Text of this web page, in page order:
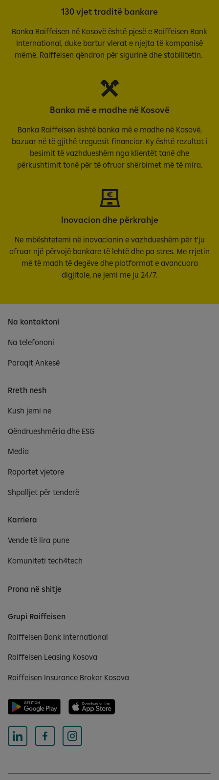
130 vjet traditë bankare
Banka Raiffeisen në Kosovë është pjesë e Raiffeisen Bank
International, duke bartur vlerat e njejta të kompanisë
mëmë. Raiffeisen qëndron për sigurinë dhe stabilitetin.
Banka më e madhe në Kosovë
Banka Raiffeisen është banka më e madhe në Kosovë,
bazuar në të gjithë treguesit financiar. Ky është rezultat i
besimit të vazhdueshëm nga klientët tanë dhe
përkushtimit tonë për të ofruar shërbimet më të mira.
Inovacion dhe përkrahje
Ne mbështetemi në inovacionin e vazhdueshëm për t'ju
ofruar një përvojë bankare të lehtë dhe pa stres. Me rrjetin
më të madh të degëve dhe platformat e avancuara
digjitale, ne jemi me ju 24/7.
Na kontaktoni
Na telefononi
Paraqit Ankesë
Rreth nesh
Kush jemi ne
Qëndrueshmëria dhe ESG
Media
Raportet vjetore
Shpalljet për tenderë
Karriera
Vende të lira pune
Komuniteti tech4tech
Prona në shitje
Grupi Raiffeisen
Raiffeisen Bank International
Raiffeisen Leasing Kosova
Raiffeisen Insurance Broker Kosova